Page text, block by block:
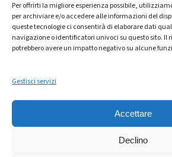
Per offrirti la migliore esperienza possibile,
per archiviare e/o accedere alle informazioni del
queste tecnologie ci consentirà di elaborare dati
navigazione o identificatori univoci su questo sito. Il
potrebbero avere un impatto negativo su alcune
Gestisci servizi
Accettare
Declino
LinkedIn